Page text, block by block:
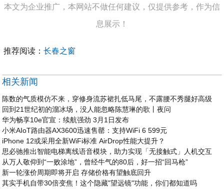
本文为企业推广，本网站不做任何建议，仅提供参考，作为信
息展示！
推荐阅读：长春之窗
相关新闻
陈数的气质模仿不来，穿修身流苏裙扎低马尾，不露腰不秀腿好高级
回到21世纪初的溜冰场，没人能忽略陈慧琳的歌丨夜问
华为畅享10e官宣：续航强劲 3月1日发布
小米AIoT路由器AX3600迅速售罄：支持WiFi 6 599元
iPhone 12或采用全新WiFi标准 AirDrop性能大提升？
思必驰推出智能电梯离线语音模块，助力实现「无接触式」人机交互
从万人敬仰到“一败涂地”，曾经牛气的80后，好一招“回马枪”
新一轮涨价周期即将开启 存储价格有望触底回升
其实手机自带30倍变焦！这个隐藏"望远镜"功能，你们都知道吗